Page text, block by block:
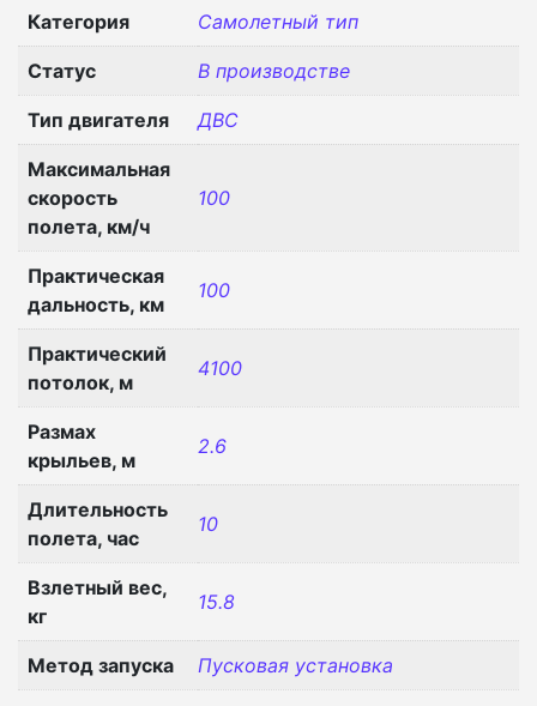
Категория Самолетный тип
Статус В производстве
Тип двигателя ДВС
Максимальная
скорость
полета, км/ч
100
Практическая
дальность, км
100
Практический
потолок, м
4100
Размах
крыльев, м
2.6
Длительность
полета, час
10
Взлетный вес,
кг
15.8
Метод запуска Пусковая установка